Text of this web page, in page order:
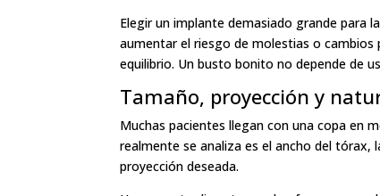
Elegir un implante demasiado grande para
aumentar el riesgo de molestias o cambios
equilibrio. Un busto bonito no depende de
Tamaño, proyección y
Muchas pacientes llegan con una copa en
realmente se analiza es el ancho del
proyección deseada.